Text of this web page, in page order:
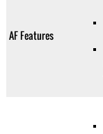
AF Features